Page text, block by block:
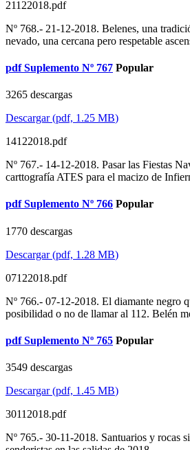
21122018.pdf
Nº 768.- 21-12-2018. Belenes, una
nevado, una cercana pero respetable
pdf Suplemento Nº 767 Popular
3265 descargas
Descargar(pdf, 1.25 MB)
14122018.pdf
Nº 767.- 14-12-2018. Pasar las Fiestas
carttografía ATES para el macizo de
pdf Suplemento Nº 766 Popular
1770 descargas
Descargar(pdf, 1.28 MB)
07122018.pdf
Nº 766.- 07-12-2018. El diamante negro
posibilidad o no de llamar al 112. Belén
pdf Suplemento Nº 765 Popular
3549 descargas
Descargar(pdf, 1.45 MB)
30112018.pdf
Nº 765.- 30-11-2018. Santuarios y rocas